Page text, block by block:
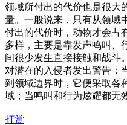
领域所付出的代价也是很大
量。一般说来，只有从领域
付出的代价时，动物才会占
多样，主要是靠发声鸣叫、
间很少发生直接接触和战斗
对潜在的入侵者发出警告；
到领域边界时，它便采取各
域；当鸣叫和行为炫耀都无
打赏